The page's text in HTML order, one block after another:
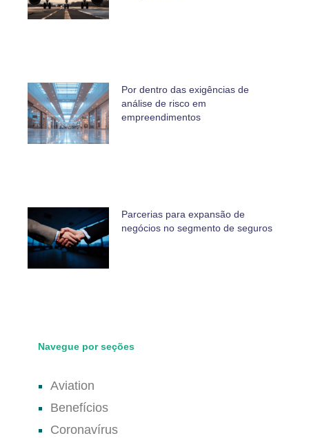
Por dentro das exigências de
análise de risco em
empreendimentos
Parcerias para expansão de
negócios no segmento de seguros
Navegue por seções
Aviation
Benefícios
Coronavírus